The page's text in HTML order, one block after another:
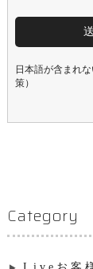
日本語が含まれ
策）
Category